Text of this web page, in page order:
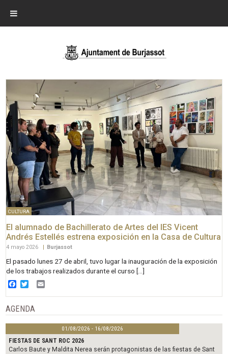
CULTURA
El alumnado de Bachillerato de Artes del IES Vicent
Andrés Estellés estrena exposición en la Casa de Cultura
4 mayo 2026 Burjassot
El pasado lunes 27 de abril, tuvo lugar la inauguración de la exposición
de los trabajos realizados durante el curso […]
Facebook
Twitter
AGENDA
01/08/2026 - 16/08/2026
FIESTAS DE SANT ROC 2026
Carlos Baute y Maldita Nerea serán protagonistas de las fiestas de Sant